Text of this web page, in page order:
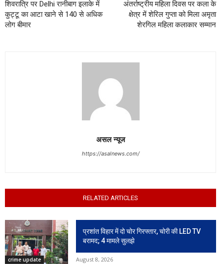
शिवरात्रि पर Delhi रानीबाग इलाके में
कुट्टू का आटा खाने से 140 से अधिक
लोग बीमार
अंतर्राष्ट्रीय महिला दिवस पर कला के
क्षेत्र में शेरिल गुप्ता को मिला अमृता
शेरगिल महिला कलाकार सम्मान
असल न्यूज
https://asalnews.com/
RELATED ARTICLES
crime update
प्रशांत विहार में दो चोर गिरफ्तार, चोरी की LED TV
बरामद; 4 मामले सुलझे
August 8, 2026